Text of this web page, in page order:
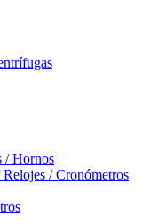
/ Hornos
/ Cronómetros